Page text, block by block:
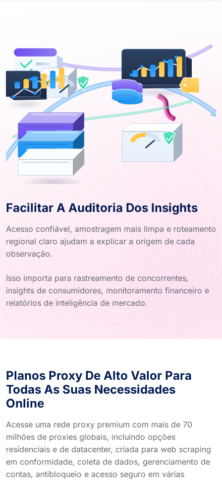
Facilitar A Auditoria Dos Insights
Acesso confiável, amostragem mais limpa e roteamento
regional claro ajudam a explicar a origem de cada
observação.
Isso importa para rastreamento de concorrentes,
insights de consumidores, monitoramento financeiro e
relatórios de inteligência de mercado.
Planos Proxy De Alto Valor Para
Todas As Suas Necessidades
Online
Acesse uma rede proxy premium com mais de 70
milhões de proxies globais, incluindo opções
residenciais e de datacenter, criada para web scraping
em conformidade, coleta de dados, gerenciamento de
contas, antibloqueio e acesso seguro em várias